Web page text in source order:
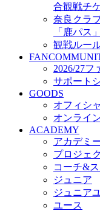
練習拠点
SCHOOL
2026/27 パ
パートナ
クラブ理
クラブ情
サステナ
Web制作
応援プロ
合観戦チ
奈良クラ
「鹿パス」
観戦ルー
2026/27フ
サポート
GOODS
オフィシ
オンライ
ACADEMY
アカデミ
プロジェ
コーチ&
ジュニア
ジュニア
ユース